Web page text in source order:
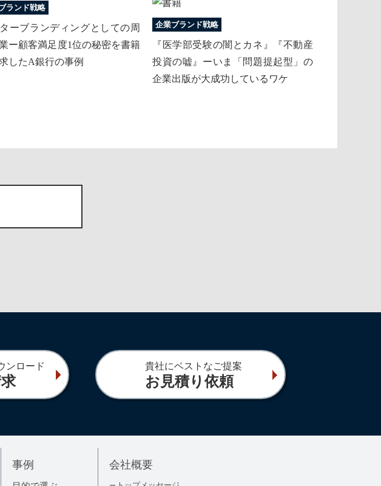
ランド戦略
ーブランディングとしての周
ー顧客満足度1位の秘密を書籍
したA銀行の事例
企業ブランド戦略
『医学部受験の闇とカネ』『不動産
投資の嘘』ーいま「問題提起型」の
企業出版が大成功しているワケ
ンロード 貴社にベストなご提案
お見積り依頼
事例 会社概要